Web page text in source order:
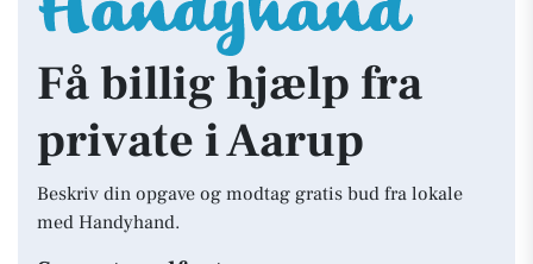
Få billig hjælp fra
private i Aarup
Beskriv din opgave og modtag gratis bud fra lokale
med Handyhand.